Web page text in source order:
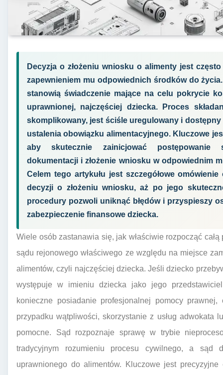
Decyzja o złożeniu wniosku o alimenty jest
zapewnieniem mu odpowiednich środków do
stanowią świadczenie mające na celu pokrycie
uprawnionej, najczęściej dziecka. Proces
skomplikowany, jest ściśle uregulowany i
ustalenia obowiązku alimentacyjnego. Kluczowe
aby skutecznie zainicjować postępowanie
dokumentacji i złożenie wniosku w odpowiednim
Celem tego artykułu jest szczegółowe
decyzji o złożeniu wniosku, aż po jego
procedury pozwoli uniknąć błędów i przyspieszy
zabezpieczenie finansowe dziecka.
Wiele osób zastanawia się, jak właściwie rozpocząć
sądu rejonowego właściwego ze względu na miejsce
alimentów, czyli najczęściej dziecka. Jeśli dziecko
występuje w imieniu dziecka jako jego
konieczne posiadanie profesjonalnej pomocy
przypadku wątpliwości, skorzystanie z usług adwokata
pomocne. Sąd rozpoznaje sprawę w trybie
tradycyjnym rozumieniu procesu cywilnego, a
uprawnionego do alimentów. Kluczowe jest